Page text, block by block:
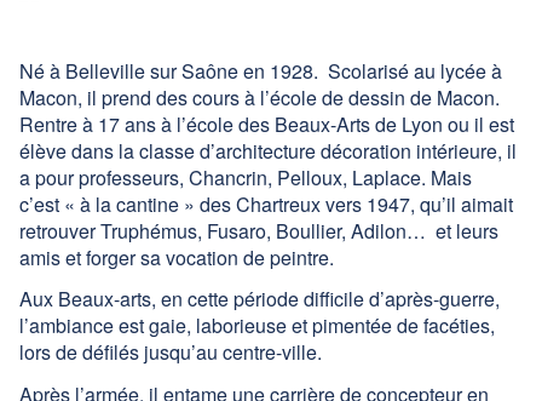
Facebook
Né à Belleville sur Saône en 1928. Scolarisé au lycée à
Macon, il prend des cours à l’école de dessin de Macon.
Rentre à 17 ans à l’école des Beaux-Arts de Lyon ou il est
élève dans la classe d’architecture décoration intérieure, il
a pour professeurs, Chancrin, Pelloux, Laplace. Mais
c’est « à la cantine » des Chartreux vers 1947, qu’il aimait
retrouver Truphémus, Fusaro, Boullier, Adilon… et leurs
amis et forger sa vocation de peintre.
Aux Beaux-arts, en cette période difficile d’après-guerre,
l’ambiance est gaie, laborieuse et pimentée de facéties,
lors de défilés jusqu’au centre-ville.
Après l’armée, il entame une carrière de concepteur en